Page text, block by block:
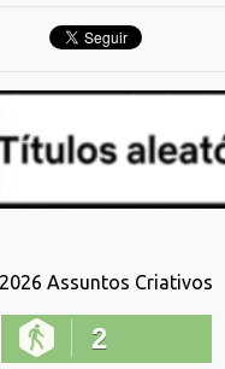
2026 Assuntos Criativos
2